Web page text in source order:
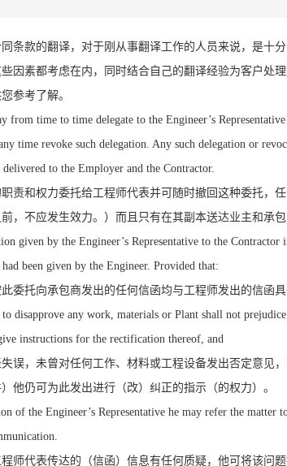
条款的翻译，对于刚从事翻译工作的人员来说，是十
因素都考虑在内，同时结合自己的翻译经验为客户处理
参考了解。
from time to time delegate to the Engineer’s
time revoke such delegation. Any such delegation or
to the Employer and the Contractor.
责和权力委托给工程师代表并可随时撤回这种委托，
，不应发生效力。）而且只有在其副本送达业主和承包
given by the Engineer’s Representative to the Contractor
been given by the Engineer. Provided that:
委托向承包商发出的任何信函均与工程师发出的信函具
disapprove any work, materials or Plant shall not
instructions for the rectification thereof, and
误，未曾对任何工作、材料或工程设备发出否定意见
他仍可为此发出进行（改）纠正的指示（的权力）。
of the Engineer’s Representative he may refer the matter
师代表传达的（信函）信息有任何质疑，他可将该问